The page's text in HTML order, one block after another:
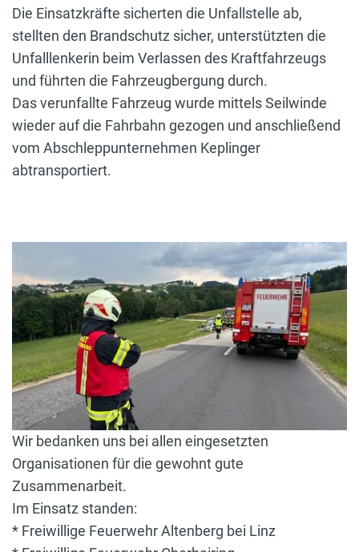
Die Einsatzkräfte sicherten die Unfallstelle ab,
stellten den Brandschutz sicher, unterstützten die
Unfalllenkerin beim Verlassen des Kraftfahrzeugs
und führten die Fahrzeugbergung durch.
Das verunfallte Fahrzeug wurde mittels Seilwinde
wieder auf die Fahrbahn gezogen und anschließend
vom Abschleppunternehmen Keplinger
abtransportiert.
Wir bedanken uns bei allen eingesetzten
Organisationen für die gewohnt gute
Zusammenarbeit.
Im Einsatz standen:
* Freiwillige Feuerwehr Altenberg bei Linz